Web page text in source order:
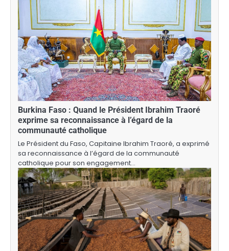
Burkina Faso : Quand le Président Ibrahim Traoré
exprime sa reconnaissance à l’égard de la
communauté catholique
Le Président du Faso, Capitaine Ibrahim Traoré, a exprimé
sa reconnaissance à l’égard de la communauté
catholique pour son engagement…